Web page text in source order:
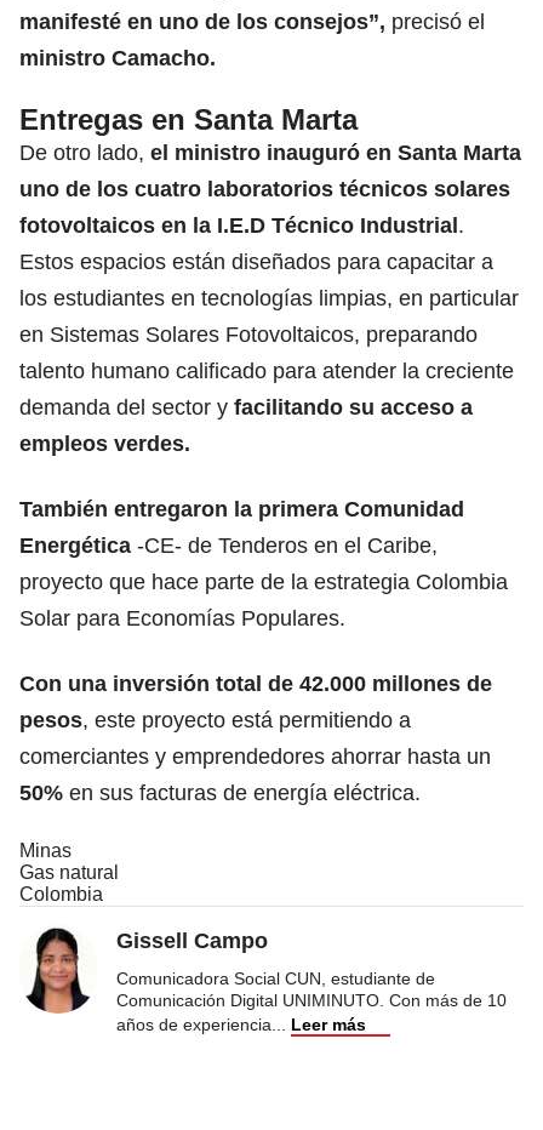
manifesté en uno de los consejos”, precisó el
ministro Camacho.
Entregas en Santa Marta
De otro lado, el ministro inauguró en Santa Marta
uno de los cuatro laboratorios técnicos solares
fotovoltaicos en la I.E.D Técnico Industrial .
Estos espacios están diseñados para capacitar a
los estudiantes en tecnologías limpias, en particular
en Sistemas Solares Fotovoltaicos, preparando
talento humano calificado para atender la creciente
demanda del sector y facilitando su acceso a
empleos verdes.
También entregaron la primera Comunidad
Energética -CE- de Tenderos en el Caribe,
proyecto que hace parte de la estrategia Colombia
Solar para Economías Populares.
Con una inversión total de 42.000 millones de
pesos, este proyecto está permitiendo a
comerciantes y emprendedores ahorrar hasta un
50% en sus facturas de energía eléctrica.
Minas
Gas natural
Colombia
Gissell Campo
Comunicadora Social CUN, estudiante de
Comunicación Digital UNIMINUTO. Con más de 10
años de experiencia... Leer más